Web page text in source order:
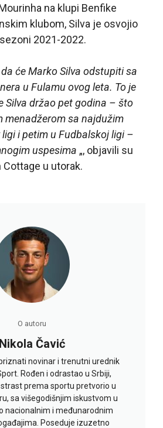
na klupi Benfike
klubom, Silva je osvojio
2021-2022.
će Marko Silva odstupiti sa
u Fulamu ovog leta. To je
Silva držao pet godina – što
menadžerom sa najdužim
i petim u Fudbalskoj ligi –
uspesima „, objavili su
u utorak.
O autoru
Nikola Čavić
novinar i trenutni urednik
Rođen i odrastao u Srbiji,
strast prema sportu pretvorio u
sa višegodišnjim iskustvom u
nacionalnim i međunarodnim
Poseduje izuzetno